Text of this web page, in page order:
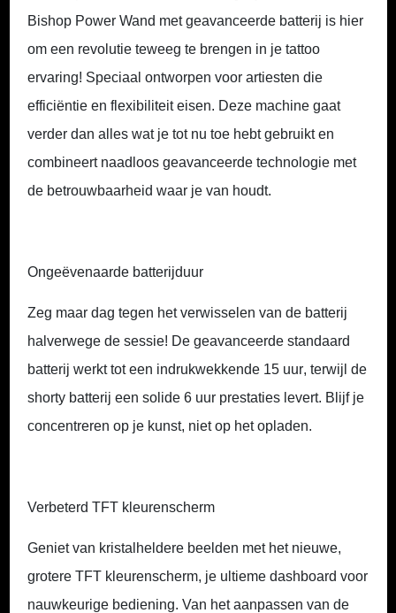
Bishop Power Wand met geavanceerde batterij is hier
om een revolutie teweeg te brengen in je tattoo
ervaring! Speciaal ontworpen voor artiesten die
efficiëntie en flexibiliteit eisen. Deze machine gaat
verder dan alles wat je tot nu toe hebt gebruikt en
combineert naadloos geavanceerde technologie met
de betrouwbaarheid waar je van houdt.
Ongeëvenaarde batterijduur
Zeg maar dag tegen het verwisselen van de batterij
halverwege de sessie! De geavanceerde standaard
batterij werkt tot een indrukwekkende 15 uur, terwijl de
shorty batterij een solide 6 uurprestaties levert. Blijf je
concentreren op je kunst, niet op het opladen.
Verbeterd TFT kleurenscherm
Geniet van kristalheldere beelden met het nieuwe,
grotere TFT kleurenscherm, je ultieme dashboard voor
nauwkeurige bediening. Van het aanpassen van de